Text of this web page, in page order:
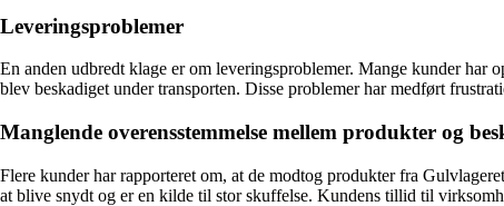
Leveringsproblemer
En anden udbredt klage er om leveringsproblemer. Mange kunder
blev beskadiget under transporten. Disse problemer har medført
Manglende overensstemmelse mellem produkter og
Flere kunder har rapporteret om, at de modtog produkter fra
at blive snydt og er en kilde til stor skuffelse. Kundens tillid til